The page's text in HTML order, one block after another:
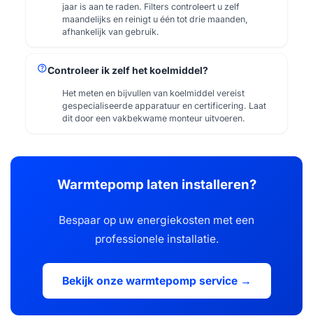
jaar is aan te raden. Filters controleert u zelf
maandelijks en reinigt u één tot drie maanden,
afhankelijk van gebruik.
helpControleer ik zelf het koelmiddel?
Het meten en bijvullen van koelmiddel vereist
gespecialiseerde apparatuur en certificering. Laat
dit door een vakbekwame monteur uitvoeren.
Warmtepomp laten installeren?
Bespaar op uw energiekosten met een
professionele installatie.
Bekijk onze warmtepomp service →